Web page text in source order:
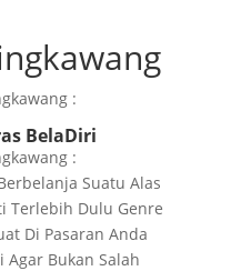
:
BelaDiri
:
Suatu Alas
Terlebih Dulu Genre
Di Pasaran Anda
Bukan Salah